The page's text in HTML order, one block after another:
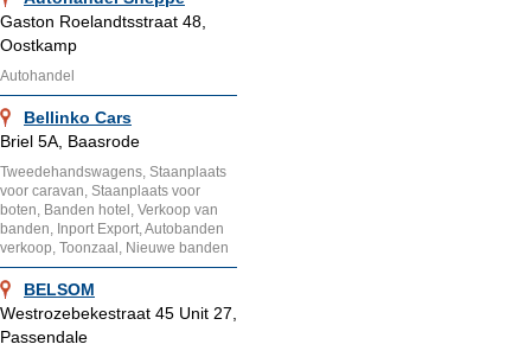
Gaston Roelandtsstraat 48,
Oostkamp
Autohandel
Bellinko Cars
Briel 5A, Baasrode
Tweedehandswagens, Staanplaats
voor caravan, Staanplaats voor
boten, Banden hotel, Verkoop van
banden, Inport Export, Autobanden
verkoop, Toonzaal, Nieuwe banden
BELSOM
Westrozebekestraat 45 Unit 27,
Passendale